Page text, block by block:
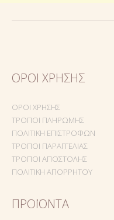
ΌΡΟΙ ΧΡΉΣΗΣ
ΌΡΟΙ ΧΡΉΣΗΣ
ΤΡΌΠΟΙ ΠΛΗΡΩΜΉΣ
ΠΟΛΙΤΙΚΉ ΕΠΙΣΤΡΟΦΏΝ
ΤΡΌΠΟΙ ΠΑΡΑΓΓΕΛΊΑΣ
ΤΡΌΠΟΙ ΑΠΟΣΤΟΛΉΣ
ΠΟΛΙΤΙΚΉ ΑΠΟΡΡΉΤΟΥ
ΠΡΟΪΌΝΤΑ